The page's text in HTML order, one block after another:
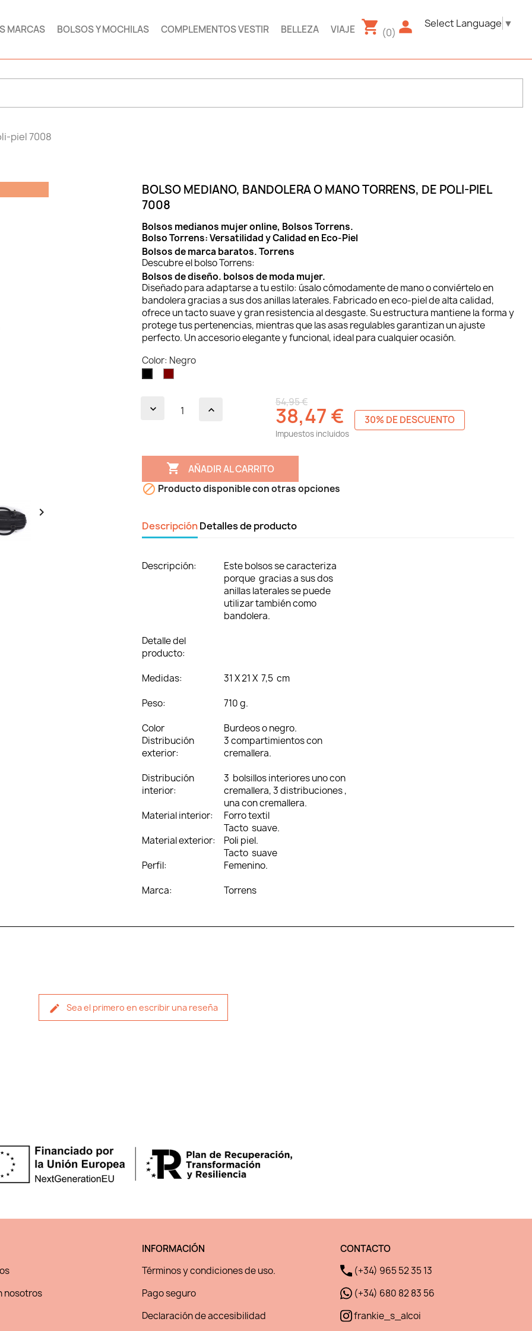
MARCAS BOLSOS Y MOCHILAS COMPLEMENTOS VESTIR BELLEZA VIAJE (0)
Select Language ▼
piel 7008

BOLSO MEDIANO, BANDOLERA O MANO TORRENS, DE POLI-PIEL
7008
Bolsos medianos mujer online, Bolsos Torrens.
Bolso Torrens: Versatilidad y Calidad en Eco-Piel
Bolsos de marca baratos. Torrens
Descubre el bolso Torrens:
Bolsos de diseño. bolsos de moda mujer.
Diseñado para adaptarse a tu estilo: úsalo cómodamente de mano o conviértelo en
bandolera gracias a sus dos anillas laterales. Fabricado en eco-piel de alta calidad,
ofrece un tacto suave y gran resistencia al desgaste. Su estructura mantiene la forma y
protege tus pertenencias, mientras que las asas regulables garantizan un ajuste
perfecto. Un accesorio elegante y funcional, ideal para cualquier ocasión.
Color: Negro
NegroGranate
54,95 €
38,47 € 30% DE DESCUENTO
Impuestos incluidos
 AÑADIR AL CARRITO
 Producto disponible con otras opciones
DescripciónDetalles de producto
Descripción:
Este bolsos se caracteriza
porque gracias a sus dos
anillas laterales se puede
utilizar también como
bandolera.
Detalle del
producto:
Medidas:
31 X 21 X 7,5 cm
Peso:
710 g.
Color
Burdeos o negro.
Distribución
exterior:
3 compartimientos con
cremallera.
Distribución
interior:
3 bolsillos interiores uno con
cremallera, 3 distribuciones ,
una con cremallera.
Material interior:
Forro textil
Tacto suave.
Material exterior:
Poli piel.
Tacto suave
Perfil:
Femenino.
Marca:
Torrens
Sea el primero en escribir una reseña
nosotros
INFORMACIÓN
Términos y condiciones de uso.
Pago seguro
Declaración de accesibilidad
CONTACTO
(+34) 965 52 35 13
(+34) 680 82 83 56
frankie_s_alcoi